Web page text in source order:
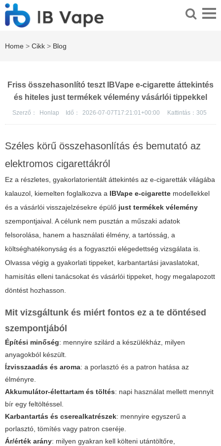
Home > Cikk > Blog
Friss összehasonlító teszt IBVape e-cigarette áttekintés
és hiteles just termékek vélemény vásárlói tippekkel
Szerző： Honlap Idő： 2026-07-07T17:21:01+00:00 Kattintás： 305
Széles körű összehasonlítás és bemutató az
elektromos cigarettákról
Ez a részletes, gyakorlatorientált áttekintés az e-cigaretták világába
kalauzol, kiemelten foglalkozva a IBVape e-cigarette modellekkel
és a vásárlói visszajelzésekre épülő just termékek vélemény
szempontjaival. A célunk nem pusztán a műszaki adatok
felsorolása, hanem a használati élmény, a tartósság, a
költséghatékonyság és a fogyasztói elégedettség vizsgálata is.
Olvassa végig a gyakorlati tippeket, karbantartási javaslatokat,
hamisítás elleni tanácsokat és vásárlói tippeket, hogy megalapozott
döntést hozhasson.
Mit vizsgáltunk és miért fontos ez a te döntésed
szempontjából
Építési minőség: mennyire szilárd a készülékház, milyen
anyagokból készült.
Ízvisszaadás és aroma: a porlasztó és a patron hatása az
élményre.
Akkumulátor-élettartam és töltés: napi használat mellett mennyit
bír egy feltöltéssel.
Karbantartás és cserealkatrészek: mennyire egyszerű a
porlasztó, tömítés vagy patron cseréje.
Ár/érték arány: milyen gyakran kell költeni utántöltőre,